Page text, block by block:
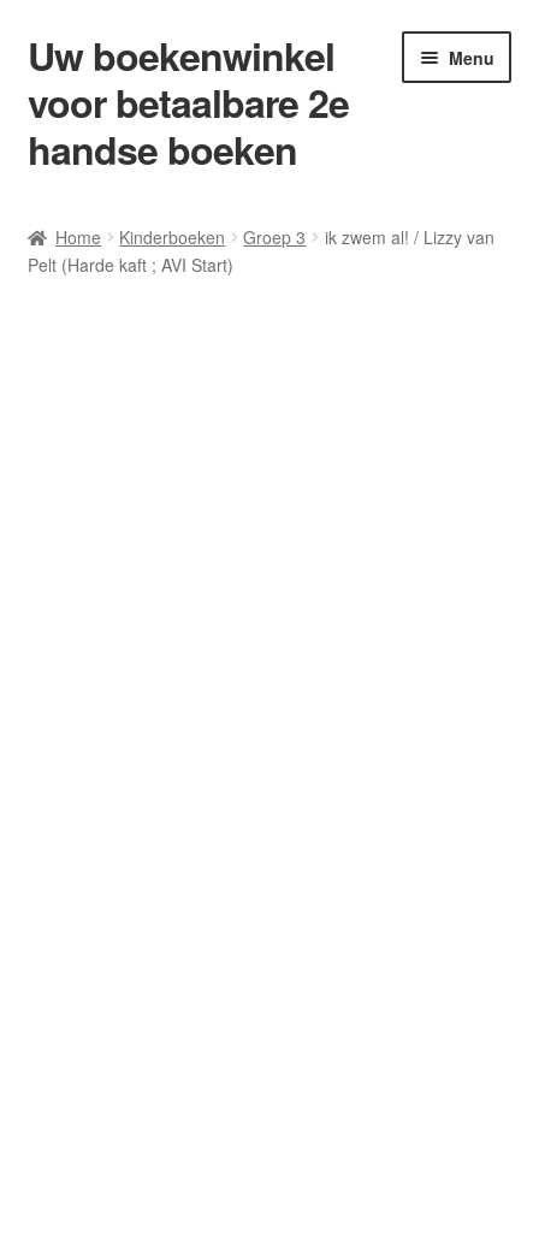
Ga
door
naar
navigatie
Ga
naar
de
inhoud
Uw boekenwinkel
voor betaalbare 2e
handse boeken
Menu
Afrekenen
Home Kinderboeken Groep 3
ik zwem al! / Lizzy van
Pelt (Harde kaft ; AVI Start)